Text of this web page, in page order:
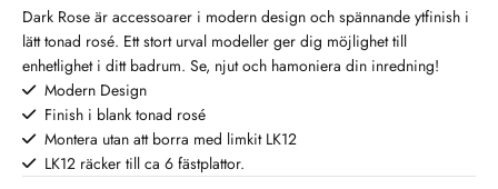
Därigenom tar vi ansvar för
återvinningen av
förpackningsmaterialet även efter
konsumentens användning. Vi är
stolta över vårt miljöengagemang
och kommer att fortsätta vårt
aktiva arbete för att minimera vår
miljöpåverkan. Kvalitet Med mer
speglar och förvaringslösningar
– rätt accessoarer hjälper dig att
skapa en harmonisk och
organiserad miljö. Med ett brett
utbud av stilar och material kan
du enkelt sätta en personlig
prägel på ditt badrum, oavsett
Dark Rose är accessoarer i modern design och spännande ytfinish i
lätt tonad rosé. Ett stort urval modeller ger dig möjlighet till
enhetlighet i ditt badrum. Se, njut och hamoniera din inredning!
Modern Design
Finish i blank tonad rosé
Montera utan att borra med limkit LK12
LK12 räcker till ca 6 fästplattor.